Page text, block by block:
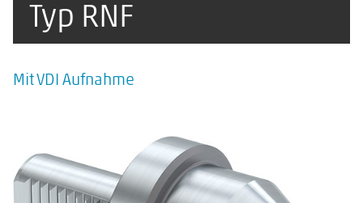
Typ RNF
Mit VDI Aufnahme